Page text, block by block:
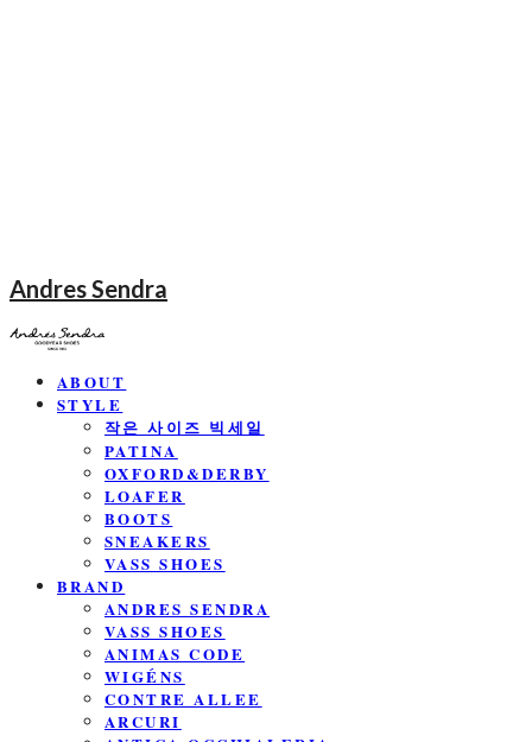
Andres Sendra
ABOUT
STYLE
작은 사이즈 빅세일
PATINA
OXFORD&DERBY
LOAFER
BOOTS
SNEAKERS
VASS SHOES
BRAND
ANDRES SENDRA
VASS SHOES
ANIMAS CODE
WIGÉNS
CONTRE ALLEE
ARCURI